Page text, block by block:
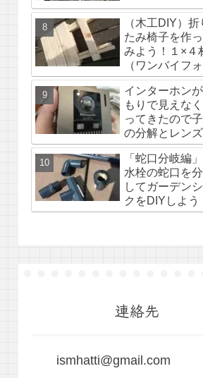
（木工DIY）折
たみ椅子を作
みよう！１×４
（ワンバイフ
材）
インターホンが
もりで見えな
ってきたので
の分解とレン
掃除してみた。
「蛇口分岐編
水栓の蛇口を
してガーデン
クをDIYしよう
3回
連絡先
ismhatti@gmail.com